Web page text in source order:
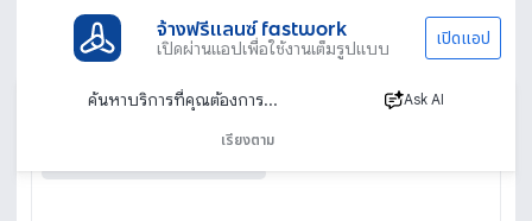
จ้างฟรีแลนซ์ fastwork
เปิดผ่านแอปเพื่อใช้งานเต็มรูปแบบ เปิดแอป
Ask AI
เรียงตาม